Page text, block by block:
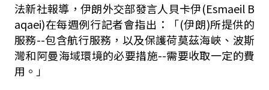
法新社報導，伊朗外交部發言人貝卡伊(Esmaeil B
aqaei)在每週例行記者會指出：「(伊朗)所提供的
服務--包含航行服務，以及保護荷莫茲海峽、波斯
灣和阿曼海域環境的必要措施--需要收取一定的費
用。」